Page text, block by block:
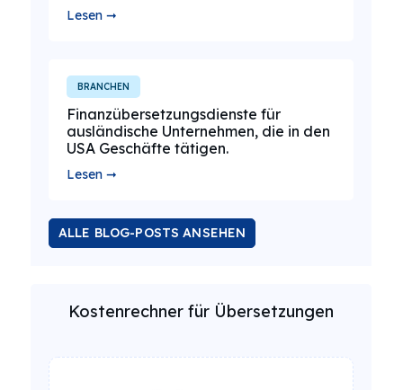
Lesen ➞
BRANCHEN
Finanzübersetzungsdienste für
ausländische Unternehmen, die in den
USA Geschäfte tätigen.
Lesen ➞
ALLE BLOG-POSTS ANSEHEN
Kostenrechner für Übersetzungen